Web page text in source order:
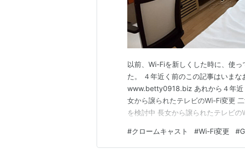
以前、Wi-Fiを新しくした時に、使
た。 ４年近く前のこの記事はいま
www.betty0918.biz あれから４年近
女から譲られたテレビのWi-Fi変更
を検討中 長女から譲られたテレビ
変更をしなければなりません。 ど
#クロームキャスト #Wi-Fi変更 #